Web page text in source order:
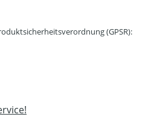
(GPSR):